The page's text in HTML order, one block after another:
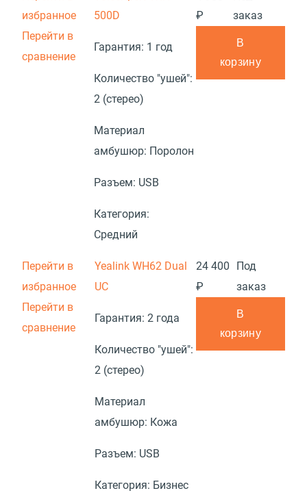
избранное
Перейти в
сравнение
500D
Гарантия: 1 год
Количество "ушей":
2 (стерео)
Материал
амбушюр: Поролон
Разъем: USB
Категория:
Средний
₽
заказ
В
корзину
Перейти в
избранное
Перейти в
сравнение
Yealink WH62 Dual
UC
Гарантия: 2 года
Количество "ушей":
2 (стерео)
Материал
амбушюр: Кожа
Разъем: USB
Категория: Бизнес
24 400
₽
Под
заказ
В
корзину